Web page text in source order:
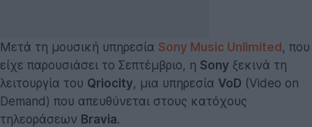
Μετά τη μουσική υπηρεσία Sony Music Unlimited, που
είχε παρουσιάσει το Σεπτέμβριο, η Sony ξεκινά τη
λειτουργία του Qriocity, μια υπηρεσία VoD (Video on
Demand) που απευθύνεται στους κατόχους
τηλεοράσεων Bravia.